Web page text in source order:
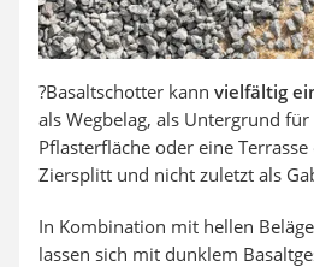
?Basaltschotter kann vielfältig
als Wegbelag, als Untergrund
Pflasterfläche oder eine
Ziersplitt und nicht zuletzt als
In Kombination mit hellen
lassen sich mit dunklem